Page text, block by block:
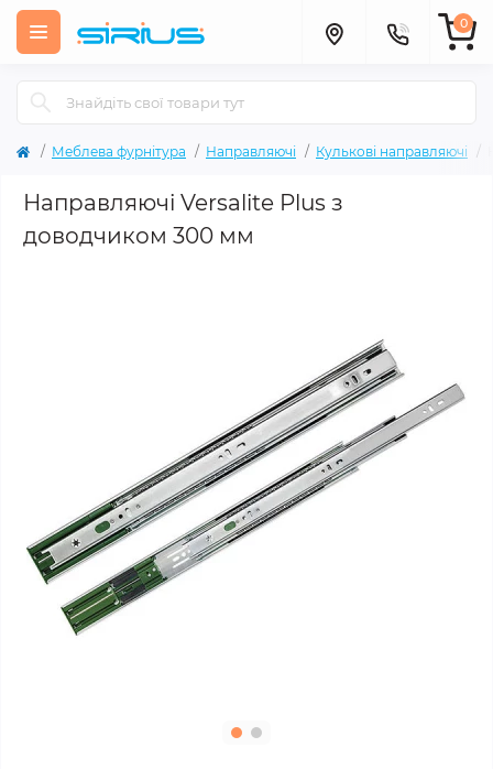
0
Меблева фурнітура Направляючі Кулькові направляючi
Направляючі Versalite Plus з
доводчиком 300 мм